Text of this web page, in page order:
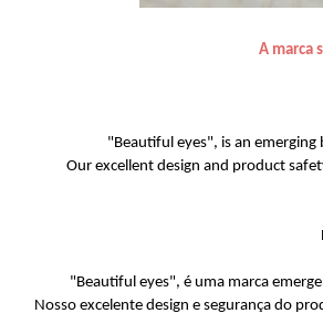
A marca
"Beautiful eyes", is an
Our excellent design and product
"Beautiful eyes", é uma marca
Nosso excelente design e segurança do